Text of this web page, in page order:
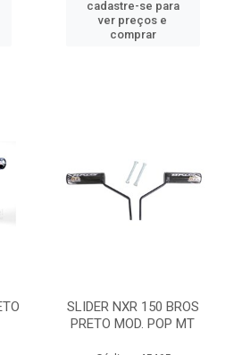
cadastre-se para
ver preços e
comprar
SLIDER NXR 150 BROS
PRETO MOD. POP MT